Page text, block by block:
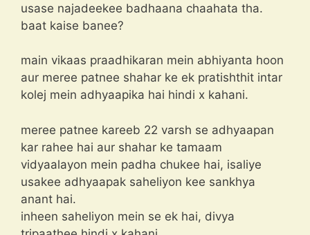
usase najadeekee badhaana chaahata tha.
baat kaise banee?
main vikaas praadhikaran mein abhiyanta hoon
aur meree patnee shahar ke ek pratishthit intar
kolej mein adhyaapika hai hindi x kahani.
meree patnee kareeb 22 varsh se adhyaapan
kar rahee hai aur shahar ke tamaam
vidyaalayon mein padha chukee hai, isaliye
usakee adhyaapak saheliyon kee sankhya
anant hai.
inheen saheliyon mein se ek hai, divya